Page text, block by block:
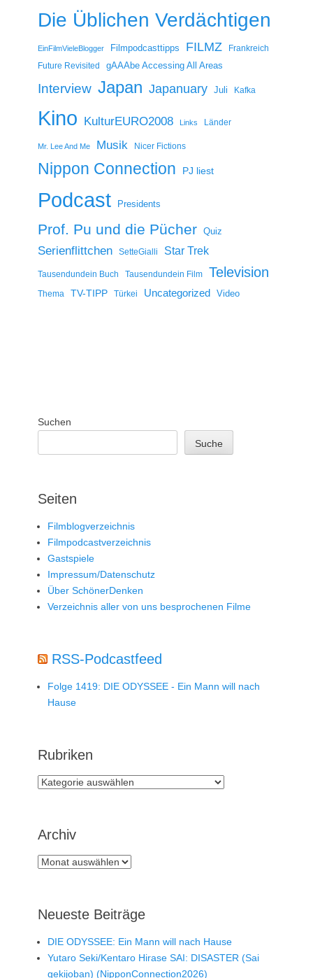
Die Üblichen Verdächtigen
EinFilmVieleBlogger Filmpodcasttipps FILMZ
Frankreich
Future Revisited
gAAAbe Accessing All Areas
Interview Japan Japanuary Juli Kafka
Kino KulturEURO2008 Links Länder
Mr. Lee And Me Musik Nicer Fictions
Nippon Connection PJ liest
Podcast Presidents
Prof. Pu und die Pücher Quiz
Serienflittchen SetteGialli Star Trek
Tausendundein Buch Tausendundein Film Television
Thema TV-TIPP Türkei Uncategorized Video
Suchen
Suche
Seiten
Filmblogverzeichnis
Filmpodcastverzeichnis
Gastspiele
Impressum/Datenschutz
Über SchönerDenken
Verzeichnis aller von uns besprochenen Filme
RSS-Podcastfeed
Folge 1419: DIE ODYSSEE - Ein Mann will nach
Hause
Rubriken
Rubriken
Archiv
Archiv
Neueste Beiträge
DIE ODYSSEE: Ein Mann will nach Hause
Yutaro Seki/Kentaro Hirase SAI: DISASTER (Sai
gekijoban) (NipponConnection2026)